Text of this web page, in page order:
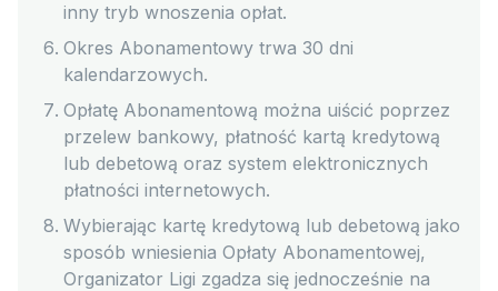
inny tryb wnoszenia opłat.
Okres Abonamentowy trwa 30 dni
kalendarzowych.
Opłatę Abonamentową można uiścić poprzez
przelew bankowy, płatność kartą kredytową
lub debetową oraz system elektronicznych
płatności internetowych.
Wybierając kartę kredytową lub debetową jako
sposób wniesienia Opłaty Abonamentowej,
Organizator Ligi zgadza się jednocześnie na